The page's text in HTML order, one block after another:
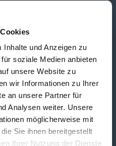
und Anzeigen zu
soziale Medien anbieten
unsere Website zu
wir Informationen zu Ihrer
an unsere Partner für
Analysen weiter. Unsere
möglicherweise mit
Sie ihnen bereitgestellt
Ihrer Nutzung der Dienste